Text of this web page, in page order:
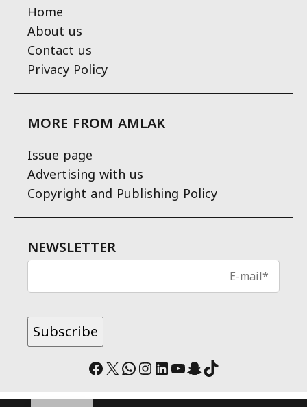
Home
About us
Contact us
Privacy Policy
MORE FROM AMLAK
Issue page
Advertising with us
Copyright and Publishing Policy
NEWSLETTER
Facebook
X WhatsApp
Instagram
LinkedIn
YouTube
Snapchat
TikTok